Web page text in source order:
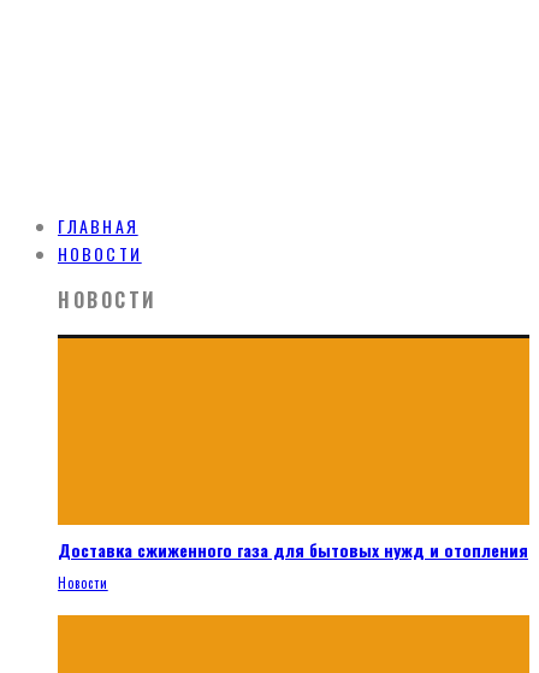
ГЛАВНАЯ
НОВОСТИ
НОВОСТИ
Доставка сжиженного газа для бытовых нужд и отопления
Новости